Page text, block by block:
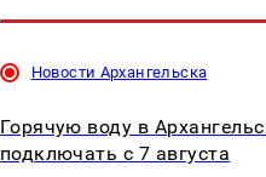
Новости Архангельска
Горячую воду в
подключать с 7 августа